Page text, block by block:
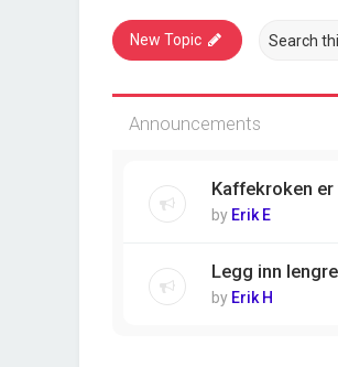
New Topic
Announcements
Kaffekroken
by Erik E
Legg inn
by Erik H